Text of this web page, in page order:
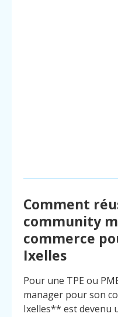
Comment
community
commerce
Ixelles
Pour une TPE ou
manager pour son
Ixelles** est devenu